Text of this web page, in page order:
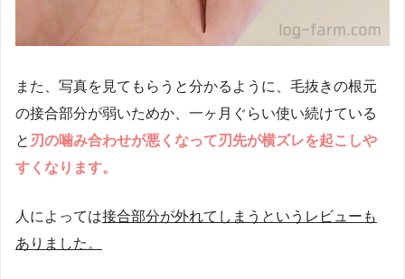
また、写真を見てもらうと分かるように、毛抜きの根元
の接合部分が弱いためか、一ヶ月ぐらい使い続けている
と 刃の噛み合わせが悪くなって刃先が横ズレを起こしや
すくなります。
人によっては接合部分が外れてしまうというレビューも
ありました。